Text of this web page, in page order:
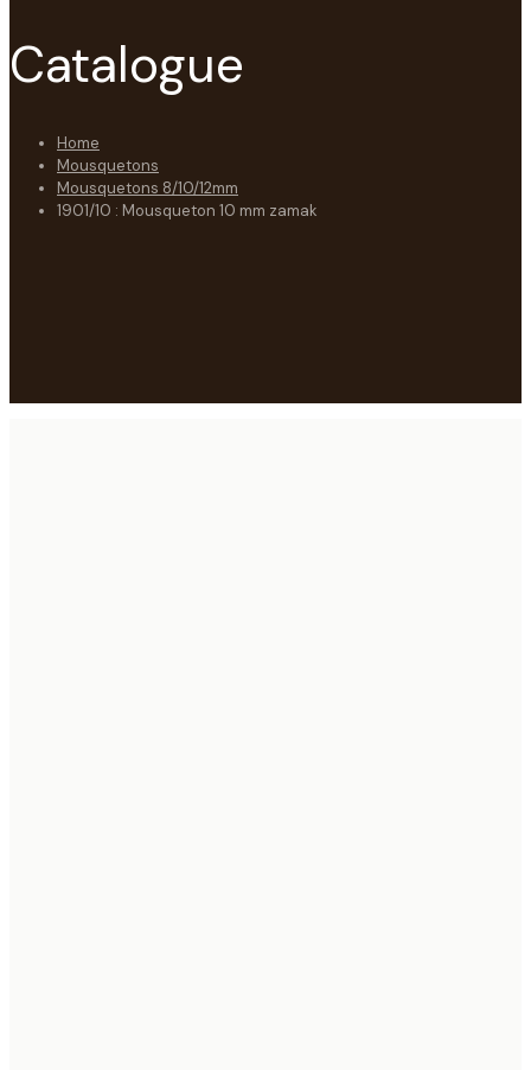
Catalogue
Home
Mousquetons
Mousquetons 8/10/12mm
1901/10 : Mousqueton 10 mm zamak